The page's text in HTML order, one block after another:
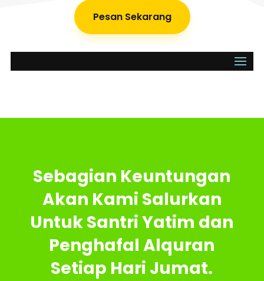
Pesan Sekarang
Sebagian Keuntungan
Akan Kami Salurkan
Untuk Santri Yatim dan
Penghafal Alquran
Setiap Hari Jumat.